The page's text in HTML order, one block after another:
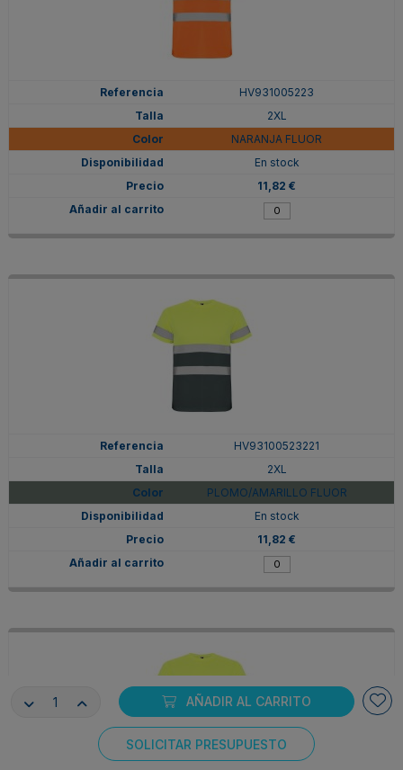
AÑADIR AL CARRITO
SOLICITAR PRESUPUESTO
HV931005223
2XL
NARANJA FLUOR
En stock
11,82 €
HV93100523221
2XL
PLOMO/AMARILLO FLUOR
En stock
11,82 €
Consentimiento de cookies